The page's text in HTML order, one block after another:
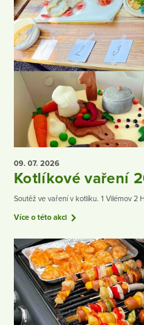
09. 07. 2026
Kotlíkové vaření
Soutěž ve vaření v kotlíku. 1 Vilémov 2
Více o této akci